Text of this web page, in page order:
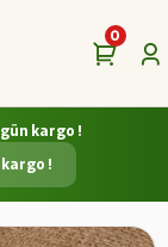
0
gün kargo !
!